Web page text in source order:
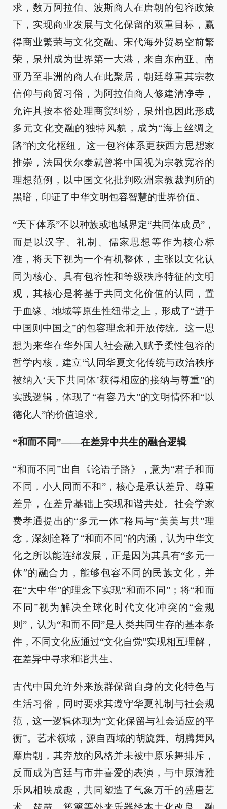
求，数万阿拉伯、波斯商人在唐朝的包容政策
下，实现商业发展与文化保留的双重目标，赢
得商业繁荣与文化交融。宋代海外贸易空前繁
荣，泉州成为世界第一大港，来自东南亚、南
亚乃至非洲的商人在此聚居，朝廷尊重其宗教
信仰与商贸习俗，为阿拉伯商人修建清净寺，
允许其按本俗处理商贸纠纷，泉州也因此形成
多元文化交融的独特风貌，成为“海上丝绸之
路”的文化枢纽。这一包容体系更获西方思想家
推崇，法国伏尔泰就曾将中国视为宗教宽容的
理想范例，以中国文化批判欧洲宗教裁判所的
黑暗，印证了中华文明包容智慧的世界价值。
“天下体系”不以种族或地域界定“共同体成员”，
而是以汉字、礼制、儒家思想等作为核心标
准，将天下视为一个有机整体，主张以文化认
同为核心、具有包容性和等级秩序特征的文明
观，其核心是将基于共同文化价值的认同，置
于血缘、地域等原生性纽带之上，形成了“进于
中国则中国之”的包容理念和开放传统。这一思
想为来华在华外国人社会融入赋予柔性包容的
哲学内核，建立“认同华夏文化传统与政治秩序
被纳入‘天下共同体’获得相应的接纳与尊重”的
实践逻辑，体现了“有容乃大”的文明情怀和“以
德化人”的价值追求。
“和而不同”——在差异中共生的融合逻辑
“和而不同”出自《论语子路》，意为“君子和而
不同，小人同而不和”，核心是承认差异、尊重
差异，在差异基础上实现和谐共处。社会学家
费孝通提出的“多元一体”格局与“美美与共”理
念，深刻诠释了“和而不同”的内涵，认为中华文
化之所以能连绵发展，正是因为其具有“多元一
体”的融合力，能够包容不同的民族文化，并
在“大中华”的理念下实现“和而不同”；将“和而
不同”视为解决全球化时代文化冲突的“金规
则”，认为“和而不同”是人类共同生存的基本条
件，不同文化应通过“文化自觉”实现相互理解，
在差异中寻求和谐共生。
古代中国允许外来族群保留自身的文化特色与
生活习俗，同时要求其遵守华夏礼制与社会规
范，这一逻辑体现为“文化保留与社会适应的平
衡”。艺术领域，源自西域的胡旋舞、胡腾舞风
靡唐朝，其奔放的风格并未被中原乐舞排斥，
反而成为宫廷与市井喜爱的表演，与中原清雅
乐风相映成趣，共同塑造了气象万千的盛唐艺